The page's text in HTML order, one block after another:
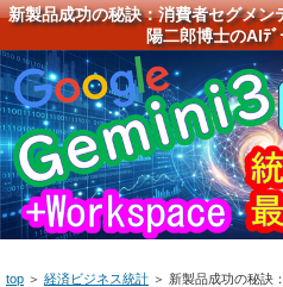
新製品成功の秘訣：消費者セグメ
陽二郎博士のAIﾃﾞ
top ＞ 経済ビジネス統計 ＞ 新製品成功の秘訣